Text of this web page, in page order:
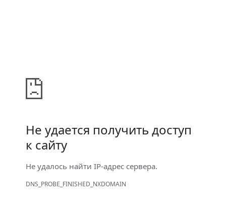
Не удается получить доступ
к сайту
Не удалось найти IP-адрес сервера.
DNS_PROBE_FINISHED_NXDOMAIN